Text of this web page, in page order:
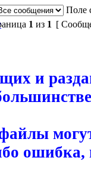
Поле
1 из 1 [
и